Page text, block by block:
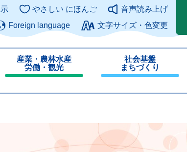
このページの本文へ
やさしい にほんご
音声読み上げ
Foreign language
文字サイズ・色変更
産業・農林水産
労働・観光
じ
社会基盤
まちづくり
じ